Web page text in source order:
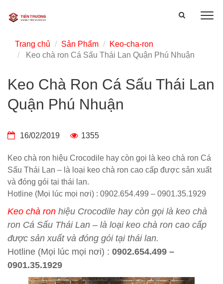
Keo Chà Ron Cá Sấu Thái Lan
Quận Phú Nhuận
16/02/2019 1355
Keo chà ron hiệu Crocodile hay còn gọi là keo chà ron Cá
Sấu Thái Lan – là loại keo chà ron cao cấp được sản xuất
và đóng gói tại thái lan.
Hotline (Mọi lúc mọi nơi) : 0902.654.499 – 0901.35.1929
Keo chà ron hiệu Crocodile hay còn gọi là keo chà
ron Cá Sấu Thái Lan – là loại keo chà ron cao cấp
được sản xuất và đóng gói tại thái lan.
Hotline (Mọi lúc mọi nơi) : 0902.654.499 –
0901.35.1929
Trang chủ Sản Phẩm
Keo-cha-ron
Keo chà ron Cá Sấu Thái Lan Quận Phú Nhuận